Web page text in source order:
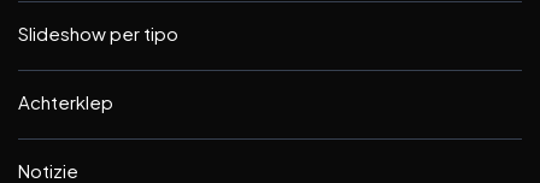
Slideshow per tipo
Achterklep
Notizie